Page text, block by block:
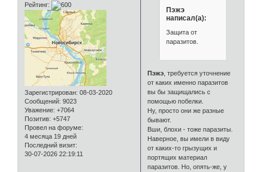
Рейтинг:
Зарегистрирован: 08-03-2020
Сообщений: 9023
Уважение: +7064
Позитив: +5747
Провел на форуме:
4 месяца 19 дней
Последний визит:
30-07-2026 22:19:11
Пэжэ
написал(а):
Защита от
паразитов.
Пэжэ , требуется уточнение
от каких именно паразитов
вы бы защищались с
помощью побелки.
Ну, просто они же разные
бывают.
Вши, блохи - тоже паразиты.
Наверное, вы имели в виду
от каких-то грызущих и
портящих материал
паразитов. Но, опять-же, у